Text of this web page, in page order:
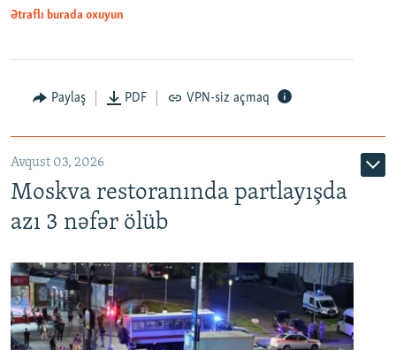
Ətraflı burada oxuyun
Paylaş PDF VPN-siz açmaq
Avqust 03, 2026
Moskva restoranında partlayışda
azı 3 nəfər ölüb